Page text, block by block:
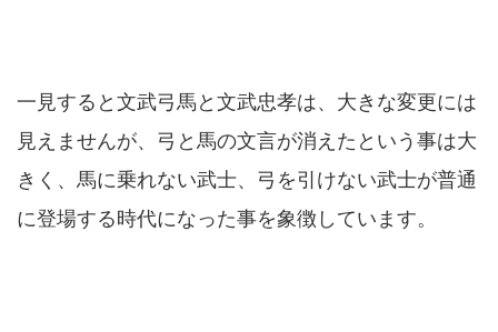
一見すると文武弓馬と文武忠孝は、大きな変更には
見えませんが、弓と馬の文言が消えたという事は大
きく、馬に乗れない武士、弓を引けない武士が普通
に登場する時代になった事を象徴しています。